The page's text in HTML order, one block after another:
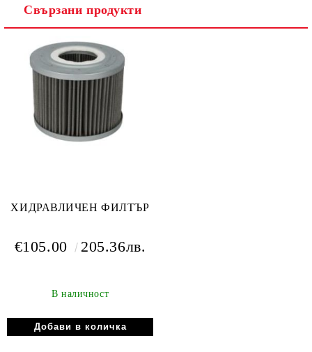
Свързани продукти
ХИДРАВЛИЧЕН ФИЛТЪР
€105.00 205.36лв.
В наличност